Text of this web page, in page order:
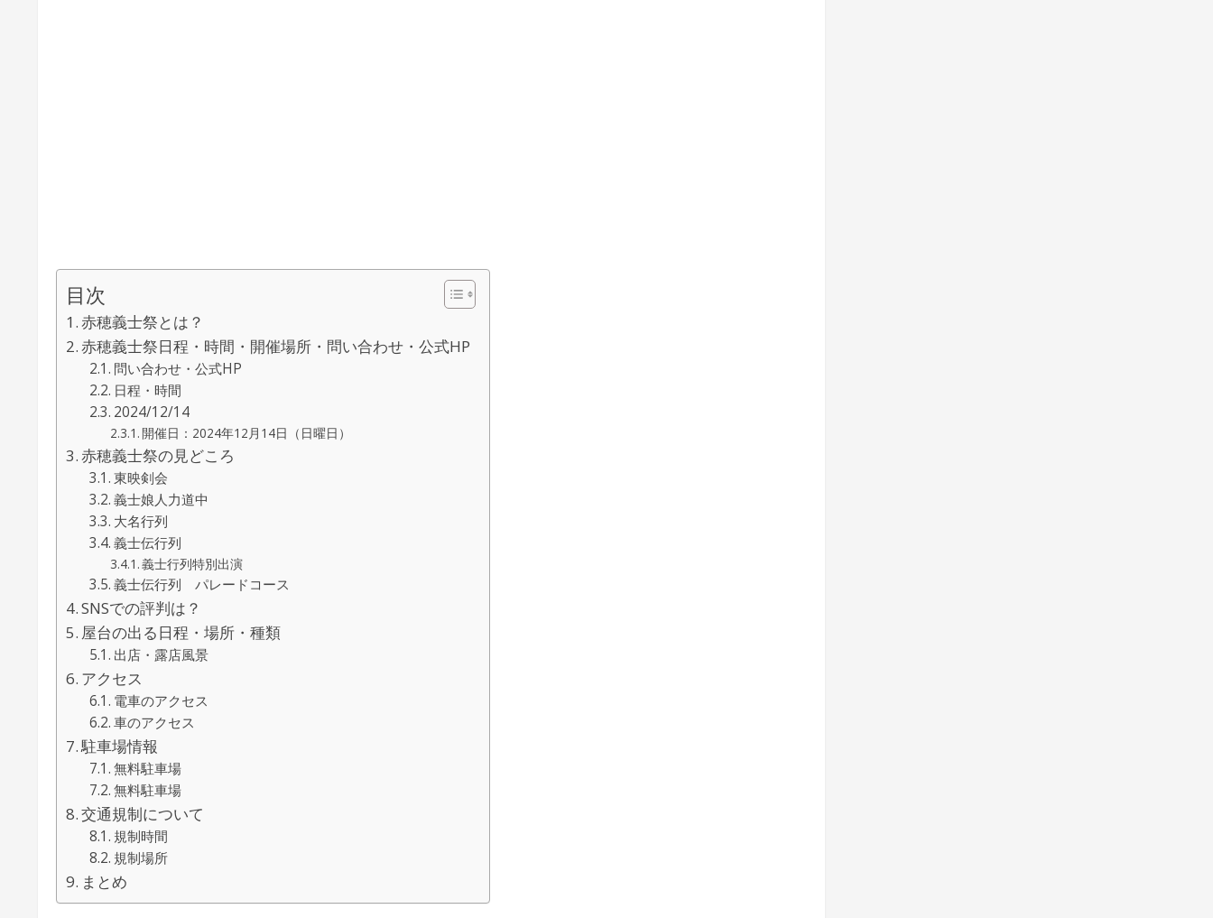
目次
赤穂義士祭とは？
赤穂義士祭日程・時間・開催場所・問い合わせ・公式HP
問い合わせ・公式HP
日程・時間
2024/12/14
開催日：2024年12月14日（日曜日）
赤穂義士祭の見どころ
東映剣会
義士娘人力道中
大名行列
義士伝行列
義士行列特別出演
義士伝行列 パレードコース
SNSでの評判は？
屋台の出る日程・場所・種類
出店・露店風景
アクセス
電車のアクセス
車のアクセス
駐車場情報
無料駐車場
無料駐車場
交通規制について
規制時間
規制場所
まとめ